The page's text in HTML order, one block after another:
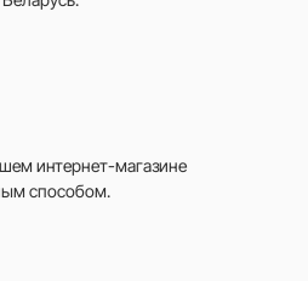
интернет-магазине
способом.